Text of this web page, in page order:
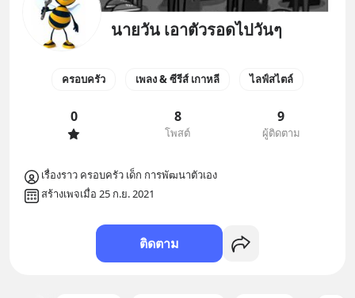
นายวัน เอาตัวรอดไปวันๆ
ครอบครัว เพลง & ซีรีส์ เกาหลี ไลฟ์สไตล์
0 8
โพสต์
9
ผู้ติดตาม
เรื่องราว ครอบครัว เด็ก การพัฒนาตัวเอง
สร้างเพจเมื่อ 25 ก.ย. 2021
ติดตาม